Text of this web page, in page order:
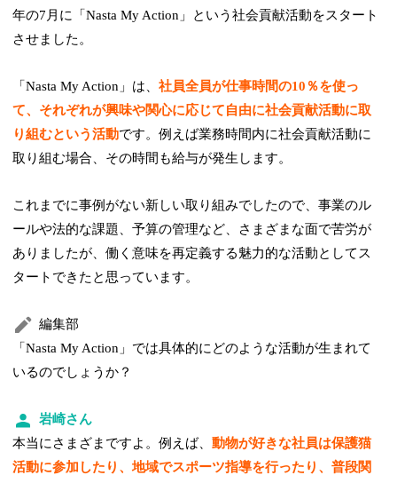
年の7月に「Nasta My Action」という社会貢献活動をスタート
させました。
「Nasta My Action」は、社員全員が仕事時間の10％を使っ
て、それぞれが興味や関心に応じて自由に社会貢献活動に取
り組むという活動です。例えば業務時間内に社会貢献活動に
取り組む場合、その時間も給与が発生します。
これまでに事例がない新しい取り組みでしたので、事業のル
ールや法的な課題、予算の管理など、さまざまな面で苦労が
ありましたが、働く意味を再定義する魅力的な活動としてス
タートできたと思っています。
編集部
「Nasta My Action」では具体的にどのような活動が生まれて
いるのでしょうか？
岩崎さん
本当にさまざまですよ。例えば、動物が好きな社員は保護猫
活動に参加したり、地域でスポーツ指導を行ったり、普段関